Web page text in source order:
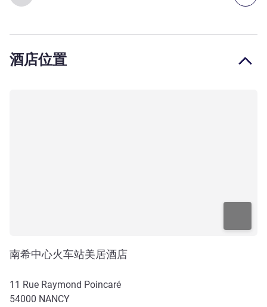
酒店位置
南希中心火车站美居酒店
11 Rue Raymond Poincaré
54000 NANCY